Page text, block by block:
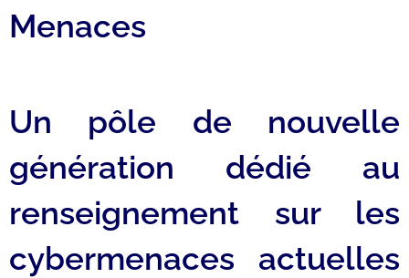
Menaces
Un pôle de nouvelle
génération dédié au
renseignement sur les
cybermenaces actuelles